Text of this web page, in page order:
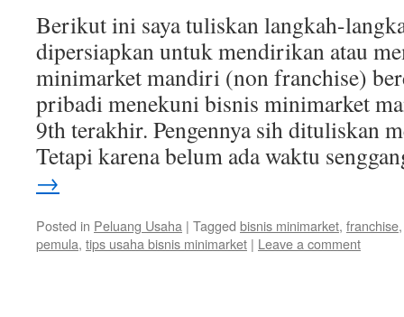
Berikut ini saya tuliskan langkah-
dipersiapkan untuk mendirikan atau
minimarket mandiri (non franchise)
pribadi menekuni bisnis minimarket
9th terakhir. Pengennya sih dituliskan
Tetapi karena belum ada waktu
→
Posted in Peluang Usaha | Tagged bisnis minimarket, franchise
pemula, tips usaha bisnis minimarket | Leave a comment